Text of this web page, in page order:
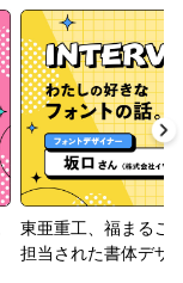
東亜重工、福まるご
担当された書体デザ